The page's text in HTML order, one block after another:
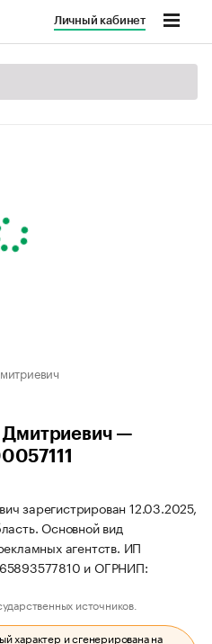
Личный кабинет
Дмитриевич —
зарегистрирован 12.03.2025,
Основной вид
агентств. ИП
и ОГРНИП:
источников.
характер и сгенерирована на